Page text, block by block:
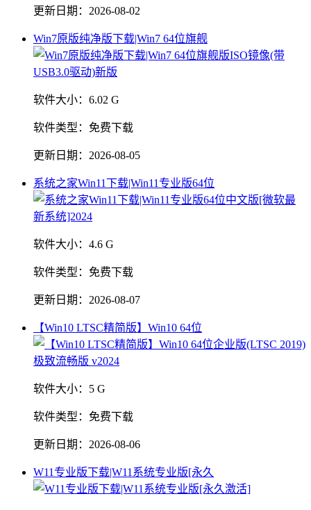
更新日期： 2026-08-02
Win7原版纯净版下载|Win7 64位旗舰
软件大小： 6.02 G
软件类型： 免费下载
更新日期： 2026-08-05
系统之家Win11下载|Win11专业版64位
软件大小： 4.6 G
软件类型： 免费下载
更新日期： 2026-08-07
【Win10 LTSC精简版】Win10 64位
软件大小： 5 G
软件类型： 免费下载
更新日期： 2026-08-06
W11专业版下载|W11系统专业版[永久